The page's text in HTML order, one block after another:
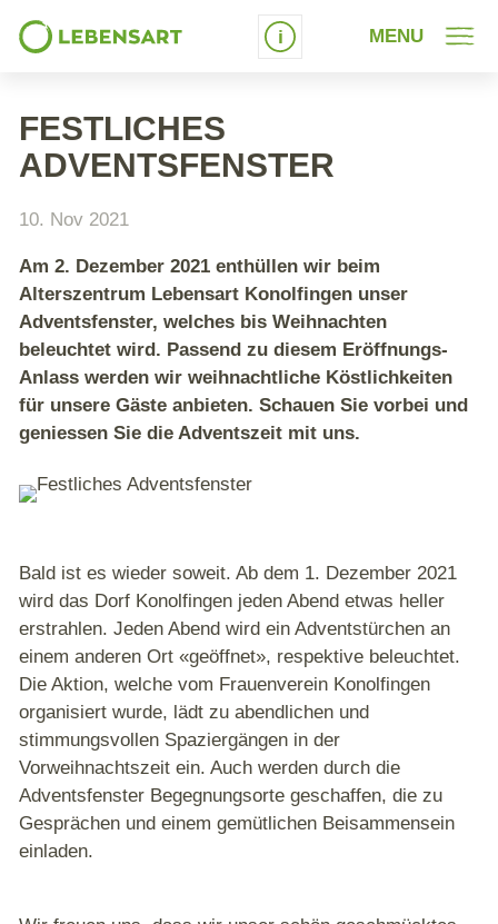
MENU
FESTLICHES
ADVENTSFENSTER
10. Nov 2021
Am 2. Dezember 2021 enthüllen wir beim
Alterszentrum Lebensart Konolfingen unser
Adventsfenster, welches bis Weihnachten
beleuchtet wird. Passend zu diesem Eröffnungs-
Anlass werden wir weihnachtliche Köstlichkeiten
für unsere Gäste anbieten. Schauen Sie vorbei und
geniessen Sie die Adventszeit mit uns.
Bald ist es wieder soweit. Ab dem 1. Dezember 2021
wird das Dorf Konolfingen jeden Abend etwas heller
erstrahlen. Jeden Abend wird ein Adventstürchen an
einem anderen Ort «geöffnet», respektive beleuchtet.
Die Aktion, welche vom Frauenverein Konolfingen
organisiert wurde, lädt zu abendlichen und
stimmungsvollen Spaziergängen in der
Vorweihnachtszeit ein. Auch werden durch die
Adventsfenster Begegnungsorte geschaffen, die zu
Gesprächen und einem gemütlichen Beisammensein
einladen.